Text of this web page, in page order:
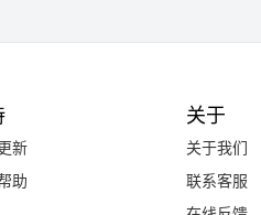
新
助
关于
关于我们
联系客服